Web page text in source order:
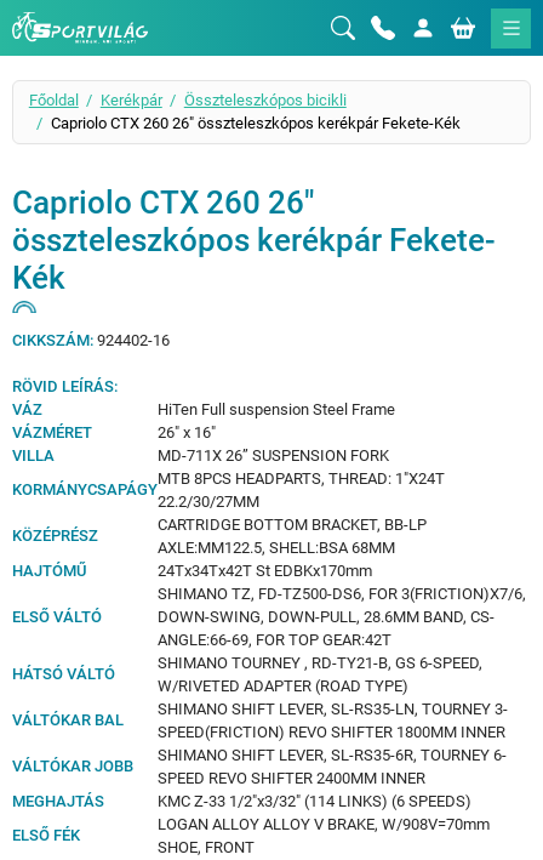
Sportvilág
Főoldal Kerékpár
Összteleszkópos bicikli
Capriolo CTX 260 26" összteleszkópos kerékpár Fekete-Kék
Capriolo CTX 260 26"
összteleszkópos kerékpár Fekete-
Kék
CIKKSZÁM:924402-16
RÖVID LEÍRÁS:
VÁZ
HiTen Full suspension Steel Frame
VÁZMÉRET
26" x 16"
VILLA
MD-711X 26” SUSPENSION FORK
KORMÁNYCSAPÁGY
MTB 8PCS HEADPARTS, THREAD: 1"X24T
22.2/30/27MM
KÖZÉPRÉSZ
CARTRIDGE BOTTOM BRACKET, BB-LP
AXLE:MM122.5, SHELL:BSA 68MM
HAJTÓMŰ
24Tx34Tx42T St EDBKx170mm
ELSŐ VÁLTÓ
SHIMANO TZ, FD-TZ500-DS6, FOR 3(FRICTION)X7/6,
DOWN-SWING, DOWN-PULL, 28.6MM BAND, CS-
ANGLE:66-69, FOR TOP GEAR:42T
HÁTSÓ VÁLTÓ
SHIMANO TOURNEY , RD-TY21-B, GS 6-SPEED,
W/RIVETED ADAPTER (ROAD TYPE)
VÁLTÓKAR BAL
SHIMANO SHIFT LEVER, SL-RS35-LN, TOURNEY 3-
SPEED(FRICTION) REVO SHIFTER 1800MM INNER
VÁLTÓKAR JOBB
SHIMANO SHIFT LEVER, SL-RS35-6R, TOURNEY 6-
SPEED REVO SHIFTER 2400MM INNER
MEGHAJTÁS
KMC Z-33 1/2"x3/32" (114 LINKS) (6 SPEEDS)
ELSŐ FÉK
LOGAN ALLOY ALLOY V BRAKE, W/908V=70mm
SHOE, FRONT